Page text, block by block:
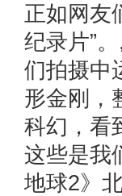
正如网友
纪录片”。,
们拍摄中
形金刚，
科幻，看
这些是我
地球2》